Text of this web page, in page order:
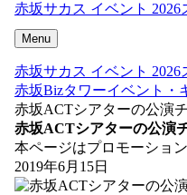
赤坂サカス イベント 2026
Menu
赤坂サカス イベント 2026
赤坂Bizタワーイベント・
赤坂ACTシアターの公演
赤坂ACTシアターの公演
本ページはプロモーショ
2019年6月15日